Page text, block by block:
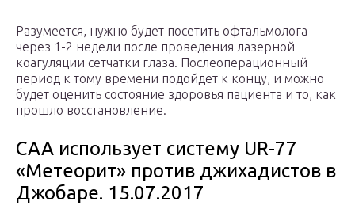
Разумеется, нужно будет посетить офтальмолога
через 1-2 недели после проведения лазерной
коагуляции сетчатки глаза. Послеоперационный
период к тому времени подойдет к концу, и можно
будет оценить состояние здоровья пациента и то, как
прошло восстановление.
САА использует систему UR-77
«Метеорит» против джихадистов в
Джобаре. 15.07.2017